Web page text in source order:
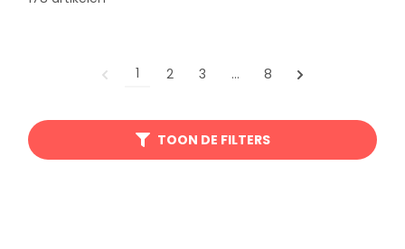
1 2 3 … 8
TOON DE FILTERS